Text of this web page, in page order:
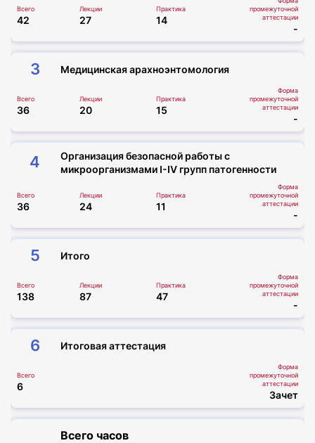
Всего
42
Лекции
27
Практика
14
промежуточной
аттестации
-
3 Медицинская арахноэнтомология
Всего
36
Лекции
20
Практика
15
Форма
промежуточной
аттестации
-
4
Организация безопасной работы с
микроорганизмами I-IV групп патогенности
Всего
36
Лекции
24
Практика
11
Форма
промежуточной
аттестации
-
5 Итого
Всего
138
Лекции
87
Практика
47
Форма
промежуточной
аттестации
-
6 Итоговая аттестация
Всего
6
Форма
промежуточной
аттестации
Зачет
Всего часов